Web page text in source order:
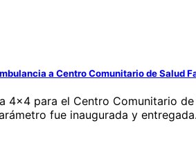
a Centro Comunitario de Salud
4×4 para el Centro Comunitario
fue inaugurada y